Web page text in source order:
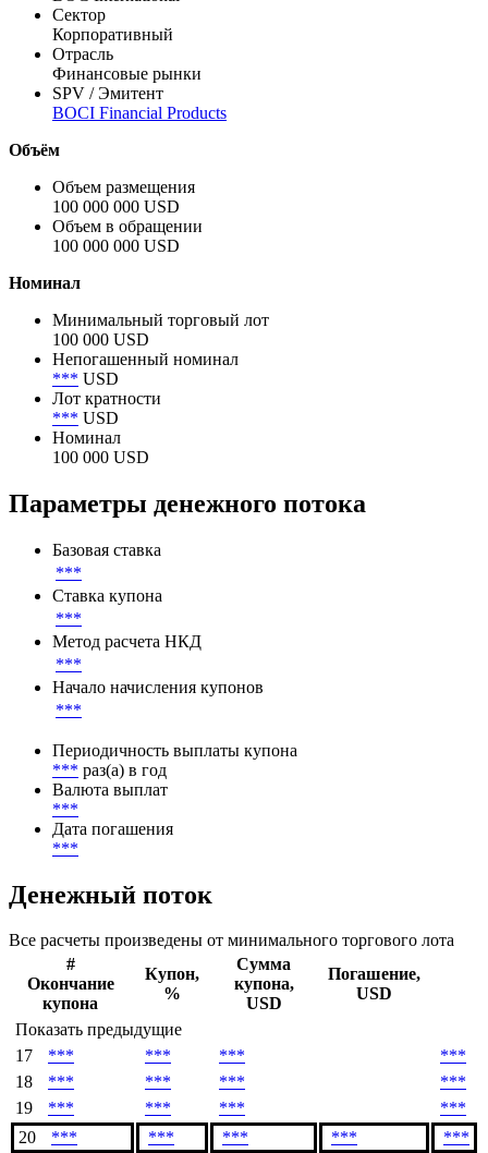
Заёмщик
BOC International
Полное название заёмщика / эмитента
BOC International
Сектор
Корпоративный
Финансовые рынки
BOCI Financial Products
Объём
100 000 000 USD
100 000 000 USD
Номинал
Минимальный торговый лот
100 000 USD
Непогашенный номинал
*** USD
Номинал
Параметры денежного потока
Базовая ставка
***
Ставка купона
***
Метод расчета НКД
Начало начисления купонов
***
Периодичность выплаты купона
***
Дата погашения
Денежный поток
Все расчеты произведены от минимального торгового лота
#
Окончание
купона
Купон,
%
купона,
Показать предыдущие
17
*** *** ***
***